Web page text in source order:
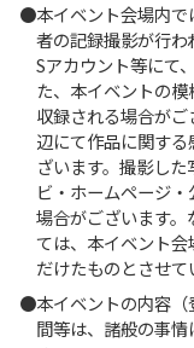
本イベント会場内
者の記録撮影が行
Sアカウント等にて
た、本イベントの
収録される場合が
辺にて作品に関す
ざいます。撮影し
ビ・ホームページ
場合がございます
ては、本イベント
だけたものとさせて
本イベントの内容
間等は、諸般の事